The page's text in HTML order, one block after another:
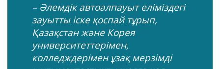
– Әлемдік автоалпауыт еліміздегі
зауытты іске қоспай тұрып,
Қазақстан және Корея
университеттерімен,
колледждерімен ұзақ мерзімді